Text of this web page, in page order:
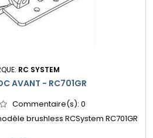
RC SYSTEM
AVANT - RC701GR
Commentaire(s): 0
brushless RCSystem RC701GR